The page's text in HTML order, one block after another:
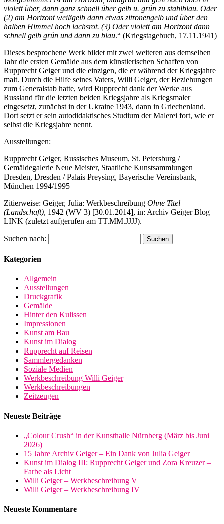
violett über, dann ganz schnell über gelb u. grün zu stahlblau. Oder
(2) am Horizont weißgelb dann etwas zitronengelb und über den
halben Himmel hoch lachsrot. (3) Oder violett am Horizont dann
schnell gelb grün und dann zu blau.“ (Kriegstagebuch, 17.11.1941)
Dieses besprochene Werk bildet mit zwei weiteren aus demselben
Jahr die ersten Gemälde aus dem künstlerischen Schaffen von
Rupprecht Geiger und die einzigen, die er während der Kriegsjahre
malt. Durch die Hilfe seines Vaters, Willi Geiger, der Beziehungen
zum Generalstab hatte, wird Rupprecht dank der Werke aus
Russland für die letzten beiden Kriegsjahre als Kriegsmaler
eingesetzt, zunächst in der Ukraine 1943, dann in Griechenland.
Dort setzt er sein autodidaktisches Studium der Malerei fort, wie er
selbst die Kriegsjahre nennt.
Ausstellungen:
Rupprecht Geiger, Russisches Museum, St. Petersburg /
Gemäldegalerie Neue Meister, Staatliche Kunstsammlungen
Dresden, Dresden / Palais Preysing, Bayerische Vereinsbank,
München 1994/1995
Zitierweise: Geiger, Julia: Werkbeschreibung Ohne Titel
(Landschaft), 1942 (WV 3) [30.01.2014], in: Archiv Geiger Blog
LINK (zuletzt aufgerufen am TT.MM.JJJJ).
Suchen nach:
Kategorien
Allgemein
Ausstellungen
Druckgrafik
Gemälde
Hinter den Kulissen
Impressionen
Kunst am Bau
Kunst im Dialog
Rupprecht auf Reisen
Sammlergedanken
Soziale Medien
Werkbeschreibung Willi Geiger
Werkbeschreibungen
Zeitzeugen
Neueste Beiträge
„Colour Crush“ in der Kunsthalle Nürnberg (März bis Juni
2026)
15 Jahre Archiv Geiger – Ein Dank von Julia Geiger
Kunst im Dialog III: Rupprecht Geiger und Zora Kreuzer –
Farbe als Licht
Willi Geiger – Werkbeschreibung V
Willi Geiger – Werkbeschreibung IV
Neueste Kommentare